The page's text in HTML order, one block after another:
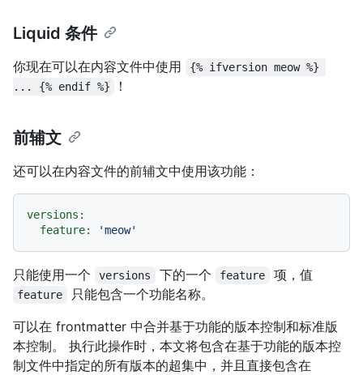
Liquid 条件
你现在可以在内容文件中使用
{% ifversion meow %}
... {% endif %}
！
前辅文
还可以在内容文件的前辅文中使用该功能：
versions:
feature:
'meow'
只能使用一个 versions 下的一个 feature 项，值
feature
只能包含一个功能名称。
可以在 frontmatter 中合并基于功能的版本控制和标准版
本控制。 执行此操作时，本文将包含在基于功能的版本控
制文件中指定的所有版本的超集中，并且直接包含在